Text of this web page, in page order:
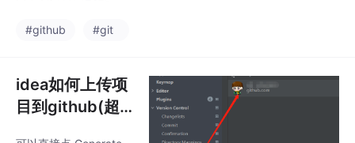
载到本地。
#github #git
idea如何上传项
目到github(超